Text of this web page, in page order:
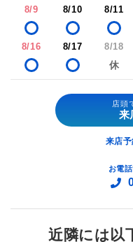
8/9 8/10 8/11
8/16 8/17 8/18
店頭
来
来店
お電
近隣には以